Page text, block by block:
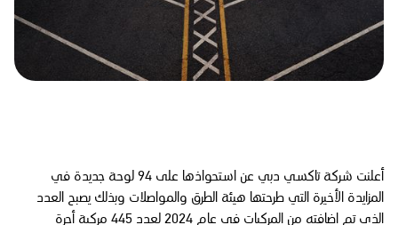
أعلنت شركة تاكسي دبي عن استحواذها على 94 لوحة جديدة في
المزايدة الأخيرة التي طرحتها هيئة الطرق والمواصلات وبذلك يصبح العدد
الذي تم اضافته من المركبات في عام 2024 لعدد 445 مركبة أجرة